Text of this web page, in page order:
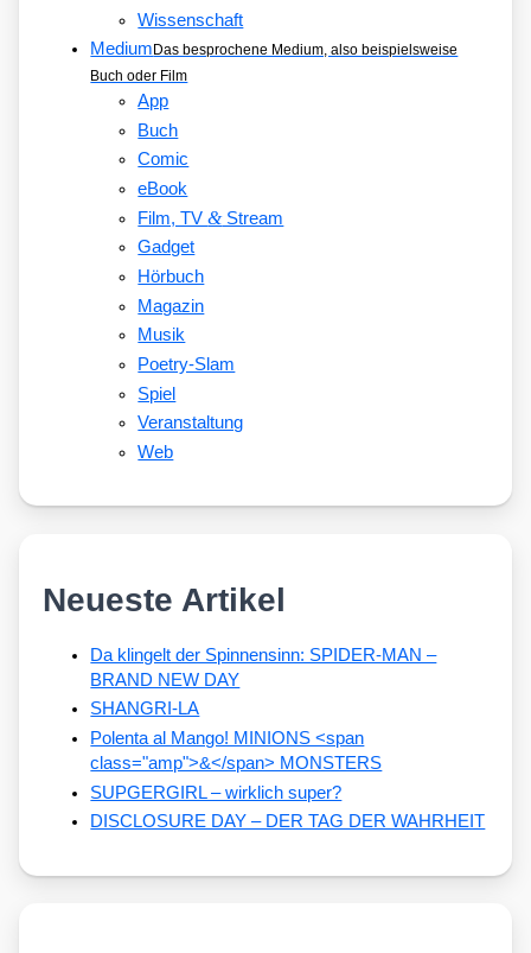
Wissenschaft
Medium Das besprochene Medium, also beispielsweise
Buch oder Film
App
Buch
Comic
eBook
Film, TV&Stream
Gadget
Hörbuch
Magazin
Musik
Poetry-Slam
Spiel
Veranstaltung
Web
Neueste Artikel
Da klingelt der Spinnensinn: SPIDER-MAN –
BRAND NEW DAY
SHANGRI-LA
Polenta al Mango! MINIONS <span
class="amp">&</span> MONSTERS
SUPGERGIRL – wirklich super?
DISCLOSURE DAY – DER TAG DER WAHRHEIT